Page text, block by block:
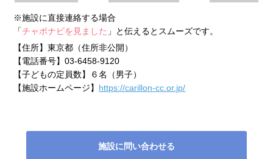
※施設に直接連絡する場合
「チャボナビを見ました 」と伝えるとスムーズです。
【住所】東京都（住所非公開）
【電話番号】03-6458-9120
【子どもの定員数】
６名（男子）
【施設ホームページ】 https://carillon-cc.or.jp/
施設に問い合わせる